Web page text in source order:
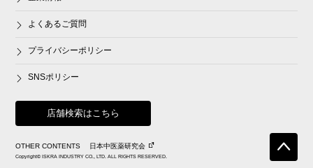
よくあるご質問
プライバシーポリシー
SNSポリシー
店舗検索はこちら
OTHER CONTENTS 日本中医薬研究会
Copyright© ISKRA INDUSTRY CO., LTD. ALL RIGHTS RESERVED.